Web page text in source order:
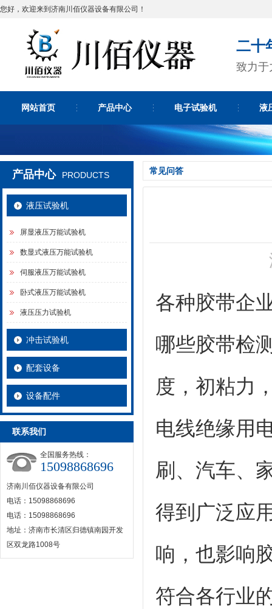
您好，欢迎来到济南川佰仪器设备有限公司！
二十
致力于
网站首页 产品中心 电子试验机 液
产品中心 PRODUCTS
液压试验机
屏显液压万能试验机
数显式液压万能试验机
伺服液压万能试验机
卧式液压万能试验机
液压压力试验机
冲击试验机
配套设备
设备配件
联系我们
全国服务热线：
15098868696
济南川佰仪器设备有限公司
电话：15098868696
电话：15098868696
地址：济南市长清区归德镇南园开发
区双龙路1008号
常见问答
各种胶带企
哪些胶带检
度，初粘力
电线绝缘用
刷、汽车、
得到广泛应
响，也影响
符合各行业